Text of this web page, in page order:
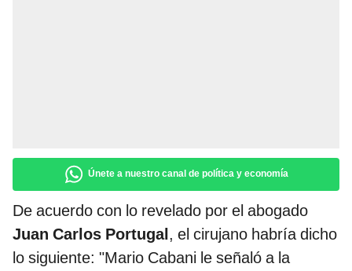
Únete a nuestro canal de política y economía
De acuerdo con lo revelado por el abogado
Juan Carlos Portugal, el cirujano habría dicho
lo siguiente: "Mario Cabani le señaló a la